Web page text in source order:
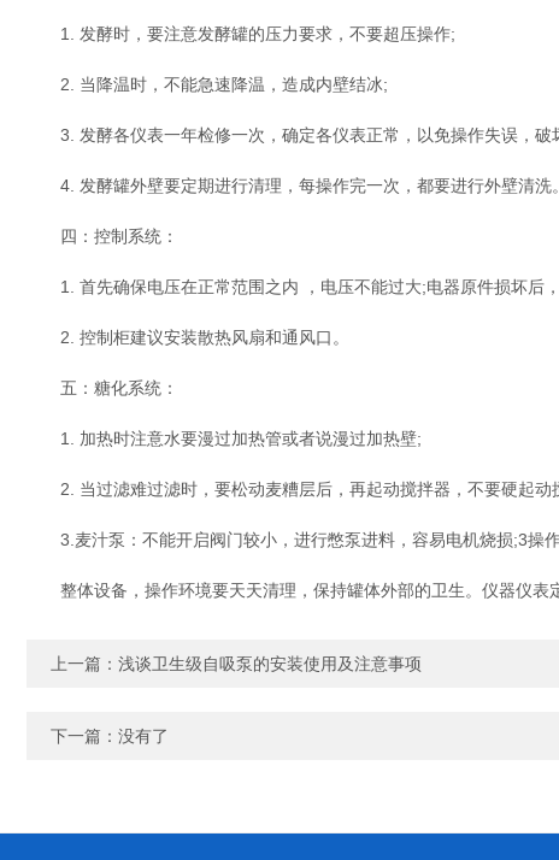
1. 发酵时，要注意发酵罐的压力要求，不要超压操作;
2. 当降温时，不能急速降温，造成内壁结冰;
3. 发酵各仪表一年检修一次，确定各仪表正常，以免操作失误，破
4. 发酵罐外壁要定期进行清理，每操作完一次，都要进行外壁清洗
四：控制系统：
1. 首先确保电压在正常范围之内 ，电压不能过大;电器原件损坏后，
2. 控制柜建议安装散热风扇和通风口。
五：糖化系统：
1. 加热时注意水要漫过加热管或者说漫过加热壁;
2. 当过滤难过滤时，要松动麦糟层后，再起动搅拌器，不要硬起动
3.麦汁泵：不能开启阀门较小，进行憋泵进料，容易电机烧损;3操作
整体设备，操作环境要天天清理，保持罐体外部的卫生。仪器仪表
上一篇： 浅谈卫生级自吸泵的安装使用及注意事项
下一篇：没有了